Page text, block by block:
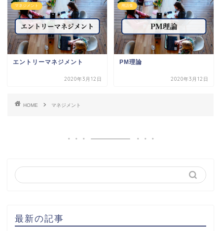
マネジメント
エントリーマネジメント
2020年3月12日
用語集
PM理論
2020年3月12日
HOME マネジメント
最新の記事